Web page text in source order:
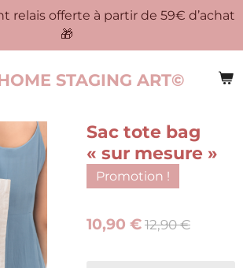
STAGING ART©
relais offerte à partir de 59€ d’achat
🎁
Sac tote bag
« sur mesure »
Promotion !
10,90 €12,90 €